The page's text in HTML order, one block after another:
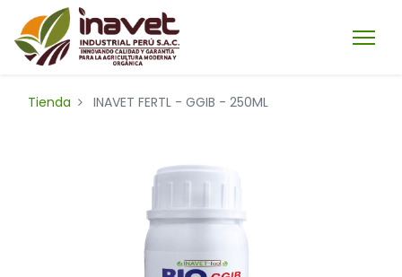
Tienda INAVET FERTL - GGIB - 250ML